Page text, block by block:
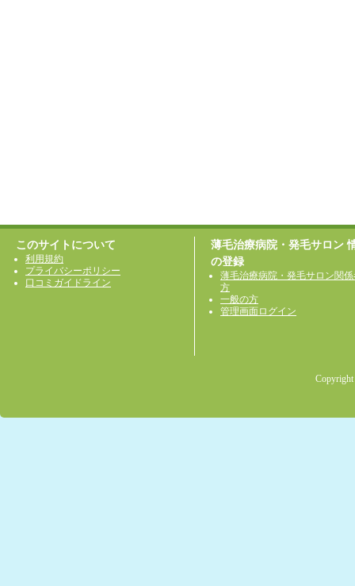
このサイトについて
利用規約
プライバシーポリシー
口コミガイドライン
薄毛治療病院・発毛サロン
の登録
薄毛治療病院・発毛サロン関
方
一般の方
管理画面ログイン
Copyright